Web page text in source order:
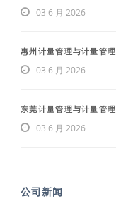
03 6 月 2026
惠州计量管理与计量管
03 6 月 2026
东莞计量管理与计量管
03 6 月 2026
公司新闻